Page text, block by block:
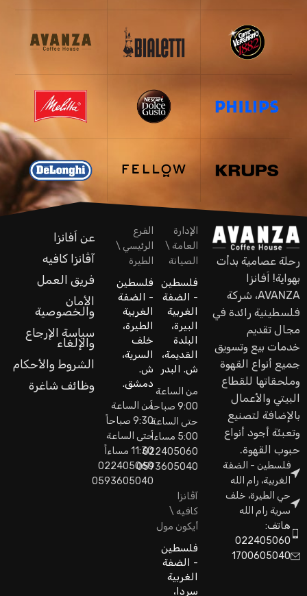
رحلة عصامية بدأت
بهواية! اَفانزا
AVANZA، شركة
فلسطينية رائدة في
مجال تقديم
خدمات بيع وتسويق
جميع أنواع القهوة
وملحقاتها للقطاع
البيتي والأعمال
بالإضافة لتصنيع
وتعبئة أجود أنواع
حبوب القهوة.
فلسطين - الضفة
الغربية، رام الله
حي الطيرة، خلف
سرية رام الله
هاتف:
022405060
1700605040
الإدارة
العامة \
الصيانة
فلسطين
- الضفة
الغربية
البيرة،
البلدة
القديمة،
ش. البدر
من الساعة
9:00 صباحاً
حتى الساعة
5:00 مساءاً
022405060
0593605040
الفرع
الرئيسي \
الطيرة
فلسطين
- الضفة
الغربية
الطيرة،
خلف
السرية،
ش.
دمشق.
من الساعة
9:30 صباحاً
حتى الساعة
11:30 مساءاً
022405060
0593605040
آڤانزا
كافيه \
أيكون مول
فلسطين
- الضفة
الغربية
سردا،
عن اَفانزا
آڤانزا كافيه
فريق العمل
الأمان
والخصوصية
سياسة الإرجاع
والإلغاء
الشروط والأحكام
وظائف شاغرة